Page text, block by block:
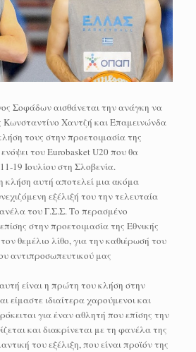
Σοφάδων αισθάνεται την ανάγκη να
Κωνσταντίνο Χαντζή και Επαμεινώνδα
τους στην προετοιμασία της
του Eurobasket U20 που θα
19 Ιουλίου στη Σλοβενία.
κλήση αυτή αποτελεί μια ακόμα
εξέλιξή του την τελευταία
του Γ.Σ.Σ. Το περασμένο
στην προετοιμασία της Εθνικής
θεμέλιο λίθο, για την καθιέρωσή του
αντιπροσωπευτικού μας
είναι η πρώτη του κλήση στην
είμαστε ιδιαίτερα χαρούμενοι και
για έναν αθλητή που επίσης την
και διακρίνεται με τη φανέλα της
του εξέλιξη, που είναι προϊόν της